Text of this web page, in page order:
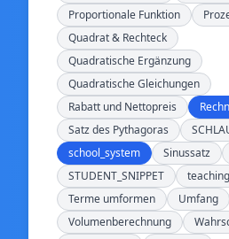
Proportionale Funktion
Quadrat & Rechteck
Quadratische Ergänzung
Quadratische Gleichungen
Rabatt und Nettopreis
Satz des Pythagoras
school_system
Sinussatz
STUDENT_SNIPPET
Terme umformen
Umfang
Volumenberechnung